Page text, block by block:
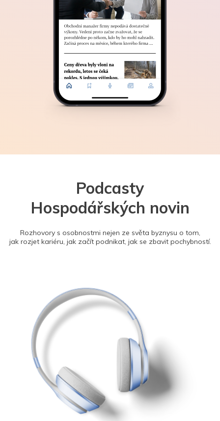
Podcasty
Hospodářských novin
Rozhovory s osobnostmi nejen ze světa byznysu o tom,
jak rozjet kariéru, jak začít podnikat, jak se zbavit pochybností.